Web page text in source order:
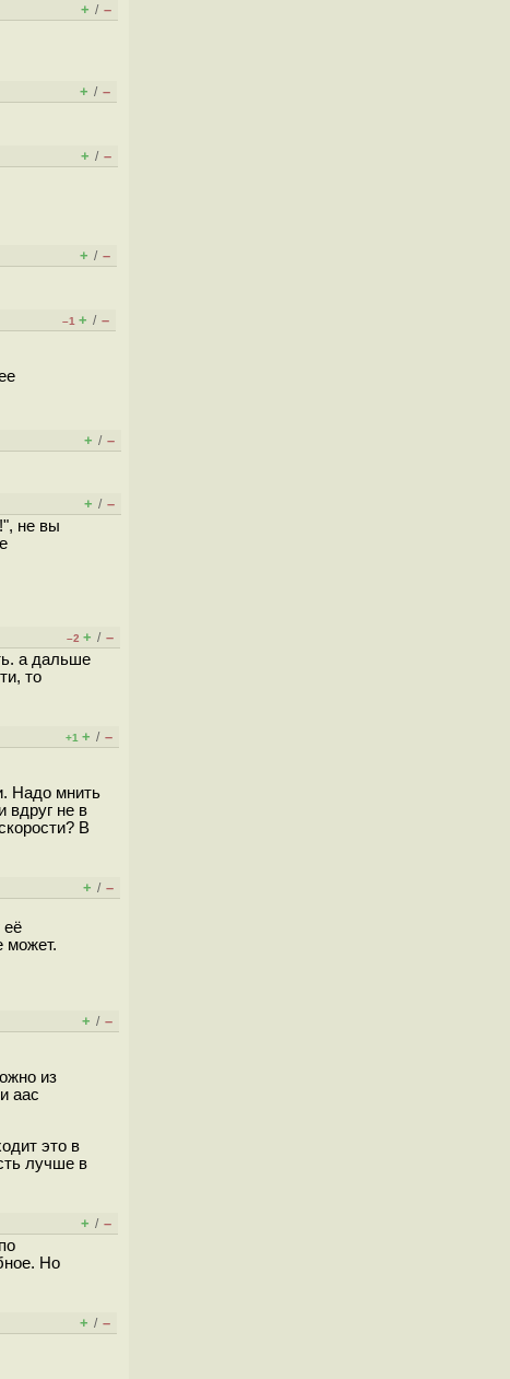
+ / –
+ / –
+ / –
+ / –
–1 + / –
+ / –
+ / –
не вы
–2 + / –
а дальше
то
+1 + / –
Надо мнить
вдруг не в
В
+ / –
её
может.
+ / –
из
aac
это в
лучше в
+ / –
Но
+ / –